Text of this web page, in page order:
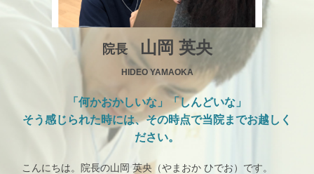
院長 山岡 英央
HIDEO YAMAOKA
「何かおかしいな」「しんどいな」
そう感じられた時には、その時点で当院までお越しく
ださい。
こんにちは。院長の山岡 英央（やまおか ひでお）です。